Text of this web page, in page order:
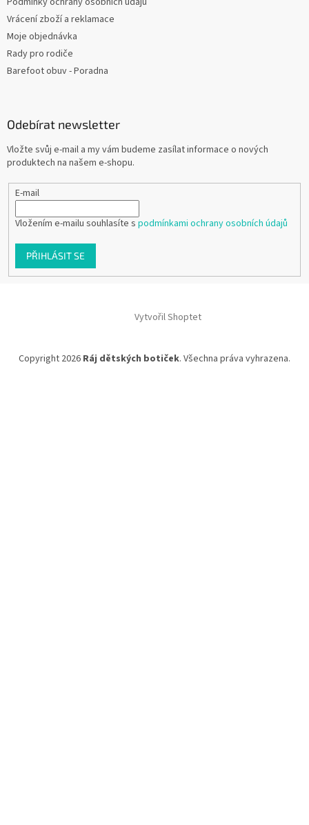
Vrácení zboží a reklamace
Moje objednávka
Rady pro rodiče
Barefoot obuv - Poradna
Odebírat newsletter
Vložte svůj e-mail a my vám budeme zasílat informace o nových
produktech na našem e-shopu.
E-mail
Vložením e-mailu souhlasíte s podmínkami ochrany osobních údajů
PŘIHLÁSIT SE
Vytvořil Shoptet
Copyright 2026 Ráj dětských botiček. Všechna práva vyhrazena.